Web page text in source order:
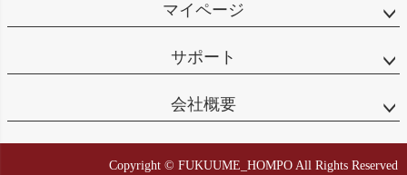
マイページ
サポート
会社概要
Copyright © FUKUUME_HOMPO All Rights Reserved